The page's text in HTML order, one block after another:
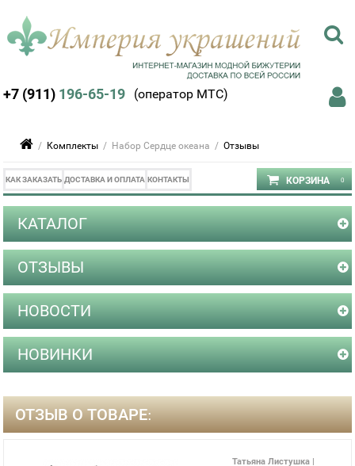
+7 (911) 196-65-19 (оператор МТС)
/ Комплекты / Набор Сердце океана /Отзывы
КАК ЗАКАЗАТЬ ДОСТАВКА И ОПЛАТА КОНТАКТЫ
КАТАЛОГ
ОТЗЫВЫ
НОВОСТИ
НОВИНКИ
ОТЗЫВ О ТОВАРЕ:
Татьяна Листушка |